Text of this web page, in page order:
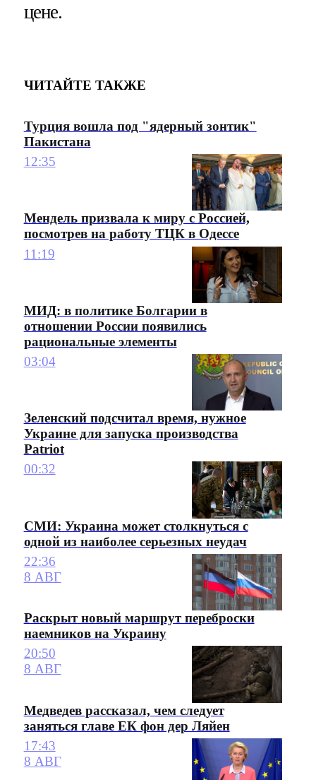
цене.
ЧИТАЙТЕ ТАКЖЕ
Турция вошла под "ядерный зонтик"
Пакистана
12:35
Мендель призвала к миру с Россией,
посмотрев на работу ТЦК в Одессе
11:19
МИД: в политике Болгарии в
отношении России появились
рациональные элементы
03:04
Зеленский подсчитал время, нужное
Украине для запуска производства
Patriot
00:32
СМИ: Украина может столкнуться с
одной из наиболее серьезных неудач
22:36
8 АВГ
Раскрыт новый маршрут переброски
наемников на Украину
20:50
8 АВГ
Медведев рассказал, чем следует
заняться главе ЕК фон дер Ляйен
17:43
8 АВГ